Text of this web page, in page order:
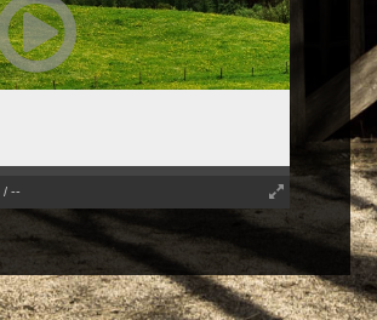
/ --